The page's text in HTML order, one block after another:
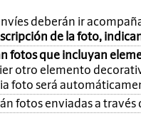
deberán ir
de la foto,
fotos que incluyan
otro elemento
foto será
fotos enviadas a través